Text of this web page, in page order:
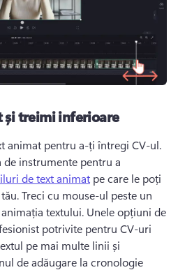
și treimi inferioare
animat pentru a-ți întregi CV-ul.
de instrumente pentru a
de text animat pe care le poți
Treci cu mouse-ul peste un
textului. Unele opțiuni de
potrivite pentru CV-uri
pe mai multe linii și
de adăugare la cronologie